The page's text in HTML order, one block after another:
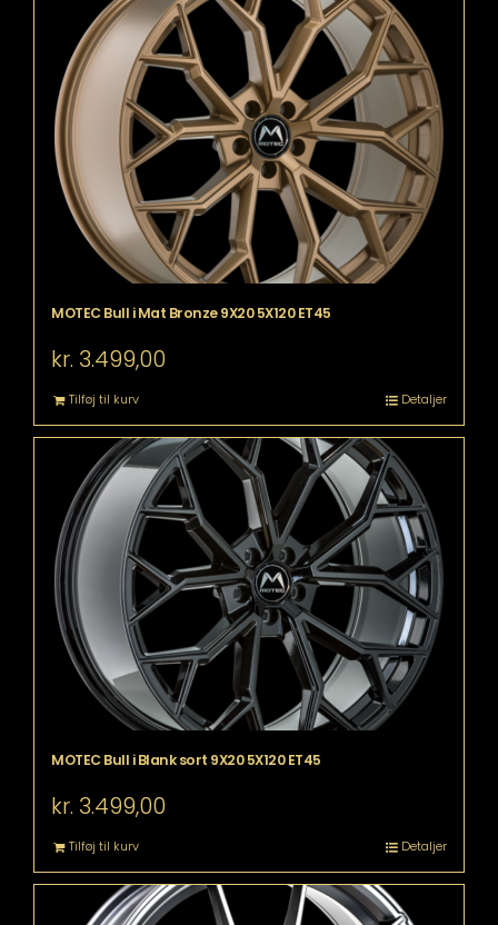
MOTEC Bull i Mat Bronze 9X20 5X120 ET45
kr. 3.499,00
Tilføj til kurv Detaljer
MOTEC Bull i Blank sort 9X20 5X120 ET45
kr. 3.499,00
Tilføj til kurv Detaljer